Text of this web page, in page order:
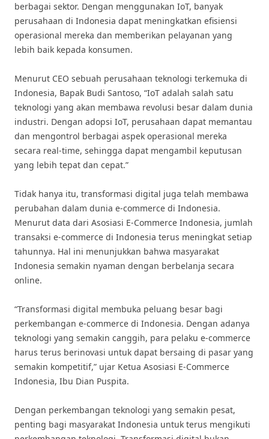
berbagai sektor. Dengan menggunakan IoT, banyak
perusahaan di Indonesia dapat meningkatkan efisiensi
operasional mereka dan memberikan pelayanan yang
lebih baik kepada konsumen.
Menurut CEO sebuah perusahaan teknologi terkemuka di
Indonesia, Bapak Budi Santoso, “IoT adalah salah satu
teknologi yang akan membawa revolusi besar dalam dunia
industri. Dengan adopsi IoT, perusahaan dapat memantau
dan mengontrol berbagai aspek operasional mereka
secara real-time, sehingga dapat mengambil keputusan
yang lebih tepat dan cepat.”
Tidak hanya itu, transformasi digital juga telah membawa
perubahan dalam dunia e-commerce di Indonesia.
Menurut data dari Asosiasi E-Commerce Indonesia, jumlah
transaksi e-commerce di Indonesia terus meningkat setiap
tahunnya. Hal ini menunjukkan bahwa masyarakat
Indonesia semakin nyaman dengan berbelanja secara
online.
“Transformasi digital membuka peluang besar bagi
perkembangan e-commerce di Indonesia. Dengan adanya
teknologi yang semakin canggih, para pelaku e-commerce
harus terus berinovasi untuk dapat bersaing di pasar yang
semakin kompetitif,” ujar Ketua Asosiasi E-Commerce
Indonesia, Ibu Dian Puspita.
Dengan perkembangan teknologi yang semakin pesat,
penting bagi masyarakat Indonesia untuk terus mengikuti